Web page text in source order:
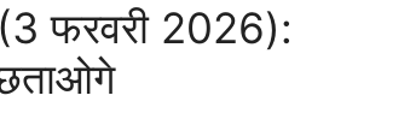
फरवरी 2026):